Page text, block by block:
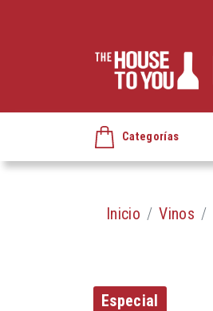
Categorías
Inicio Vinos
Especial